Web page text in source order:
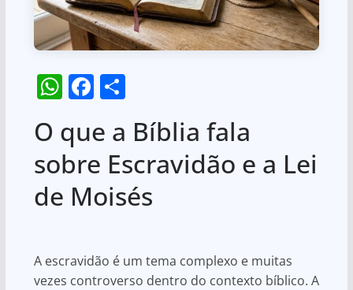
W
h
at
s
A
p
F
a
c
e
b
o
k
S
ar
e
O que a Bíblia fala
sobre Escravidão e a Lei
de Moisés
A escravidão é um tema complexo e muitas
vezes controverso dentro do contexto bíblico. A